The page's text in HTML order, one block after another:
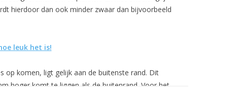
hierdoor dan ook minder zwaar dan bijvoorbeeld
leuk het is!
op komen, ligt gelijk aan de buitenste rand. Dit
hoger komt te liggen als de buitenrand. Voor het